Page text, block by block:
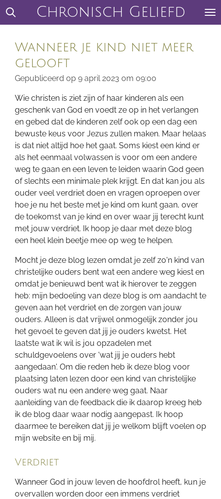
Ga
hoofdinhoud
Chronisch Geliefd
Wanneer je kind niet meer
gelooft
Gepubliceerd op 9 april 2023 om 09:00
Wie christen is ziet zijn of haar kinderen als een
geschenk van God en voedt ze op in het verlangen
en gebed dat de kinderen zelf ook op een dag een
bewuste keus voor Jezus zullen maken. Maar helaas
is dat niet altijd hoe het gaat. Soms kiest een kind er
als het eenmaal volwassen is voor om een andere
weg te gaan en een leven te leiden waarin God geen
of slechts een minimale plek krijgt. En dat kan jou als
ouder veel verdriet doen en vragen oproepen over
hoe je nu het beste met je kind om kunt gaan, over
de toekomst van je kind en over waar jij terecht kunt
met jouw verdriet. Ik hoop je daar met deze blog
een heel klein beetje mee op weg te helpen.
Mocht je deze blog lezen omdat je zelf zo'n kind van
christelijke ouders bent wat een andere weg kiest en
omdat je benieuwd bent wat ik hierover te zeggen
heb: mijn bedoeling van deze blog is om aandacht te
geven aan het verdriet en de zorgen van jouw
ouders. Alleen is dat vrijwel onmogelijk zonder jou
het gevoel te geven dat jij je ouders kwetst. Het
laatste wat ik wil is jou opzadelen met
schuldgevoelens over 'wat jij je ouders hebt
aangedaan'. Om die reden heb ik deze blog voor
plaatsing laten lezen door een kind van christelijke
ouders wat nu een andere weg gaat. Naar
aanleiding van de feedback die ik daarop kreeg heb
ik de blog daar waar nodig aangepast. Ik hoop
daarmee te bereiken dat jij je welkom blijft voelen op
mijn website en bij mij.
Verdriet
Wanneer God in jouw leven de hoofdrol heeft, kun je
overvallen worden door een immens verdriet